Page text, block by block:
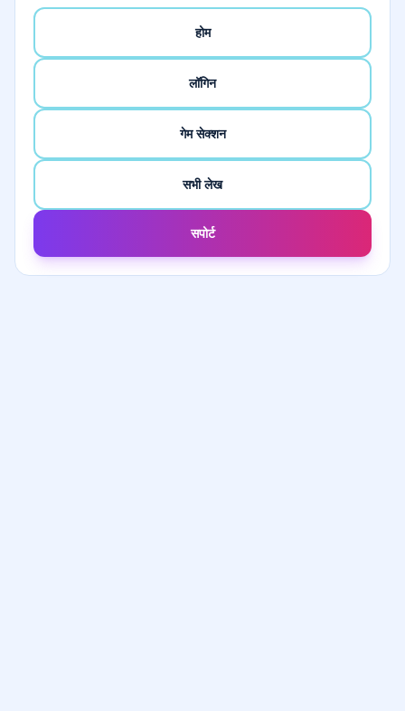
होम
लॉगिन
गेम सेक्शन
सभी लेख
सपोर्ट